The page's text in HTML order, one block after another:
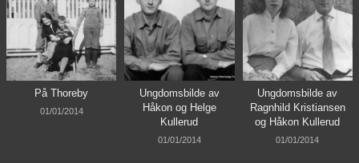
På Thoreby
01/01/2014
Ungdomsbilde av
Håkon og Helge
Kullerud
01/01/2014
Ungdomsbilde av
Ragnhild Kristiansen
og Håkon Kullerud
01/01/2014